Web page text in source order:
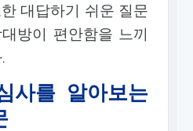
대답하기 쉬운 질문
방이 편안함을 느끼
사를 알아보는